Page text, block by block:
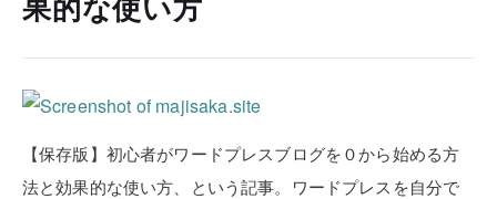
果的な使い方
【保存版】初心者がワードプレスブログを０から始める方
法と効果的な使い方、という記事。ワードプレスを自分で